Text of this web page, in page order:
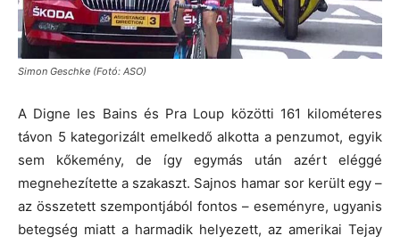
Simon Geschke (Fotó: ASO)
A Digne les Bains és Pra Loup közötti 161 kilométeres
távon 5 kategorizált emelkedő alkotta a penzumot, egyik
sem kőkemény, de így egymás után azért eléggé
megnehezítette a szakaszt. Sajnos hamar sor került egy –
az összetett szempontjából fontos – eseményre, ugyanis
betegség miatt a harmadik helyezett, az amerikai Tejay